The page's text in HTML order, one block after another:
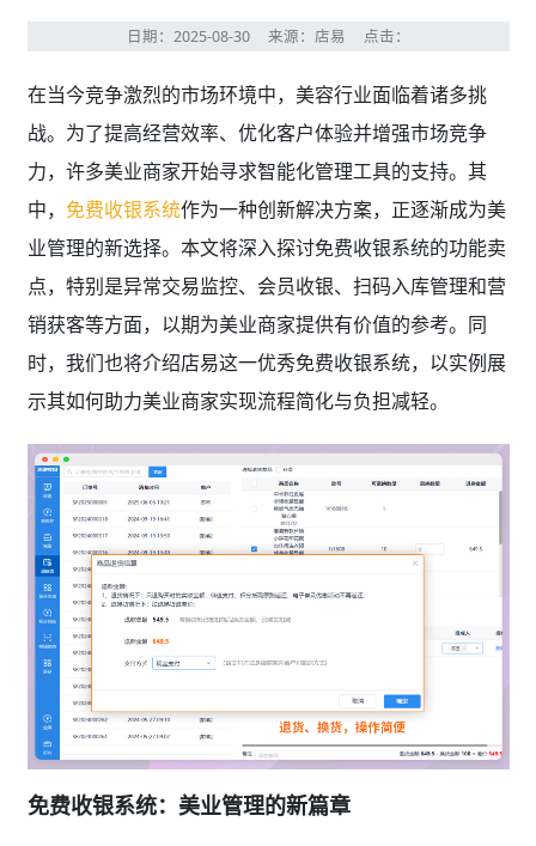
日期：2025-08-30 来源：店易 点击：
在当今竞争激烈的市场环境中，美容行业面临着诸多挑
战。为了提高经营效率、优化客户体验并增强市场竞争
力，许多美业商家开始寻求智能化管理工具的支持。其
中， 免费收银系统作为一种创新解决方案，正逐渐成为美
业管理的新选择。本文将深入探讨免费收银系统的功能卖
点，特别是异常交易监控、会员收银、扫码入库管理和营
销获客等方面，以期为美业商家提供有价值的参考。同
时，我们也将介绍店易这一优秀免费收银系统，以实例展
示其如何助力美业商家实现流程简化与负担减轻。
免费收银系统：美业管理的新篇章